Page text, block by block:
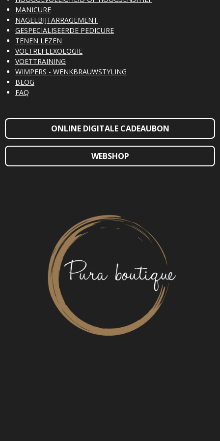
MANICURE
NAGELBIJTARRAGEMENT
GESPECIALISEERDE PEDICURE
TENEN LEZEN
VOETREFLEXOLOGIE
VOETTRAINING
WIMPERS - WENKBRAUWSTYLING
BLOG
FAQ
ONLINE DIGITALE CADEAUBON
WEBSHOP